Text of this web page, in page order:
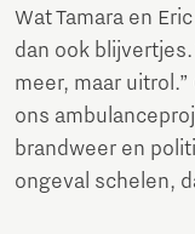
Wat Tamara en
dan ook
meer, maar
ons
brandweer en
ongeval schelen,